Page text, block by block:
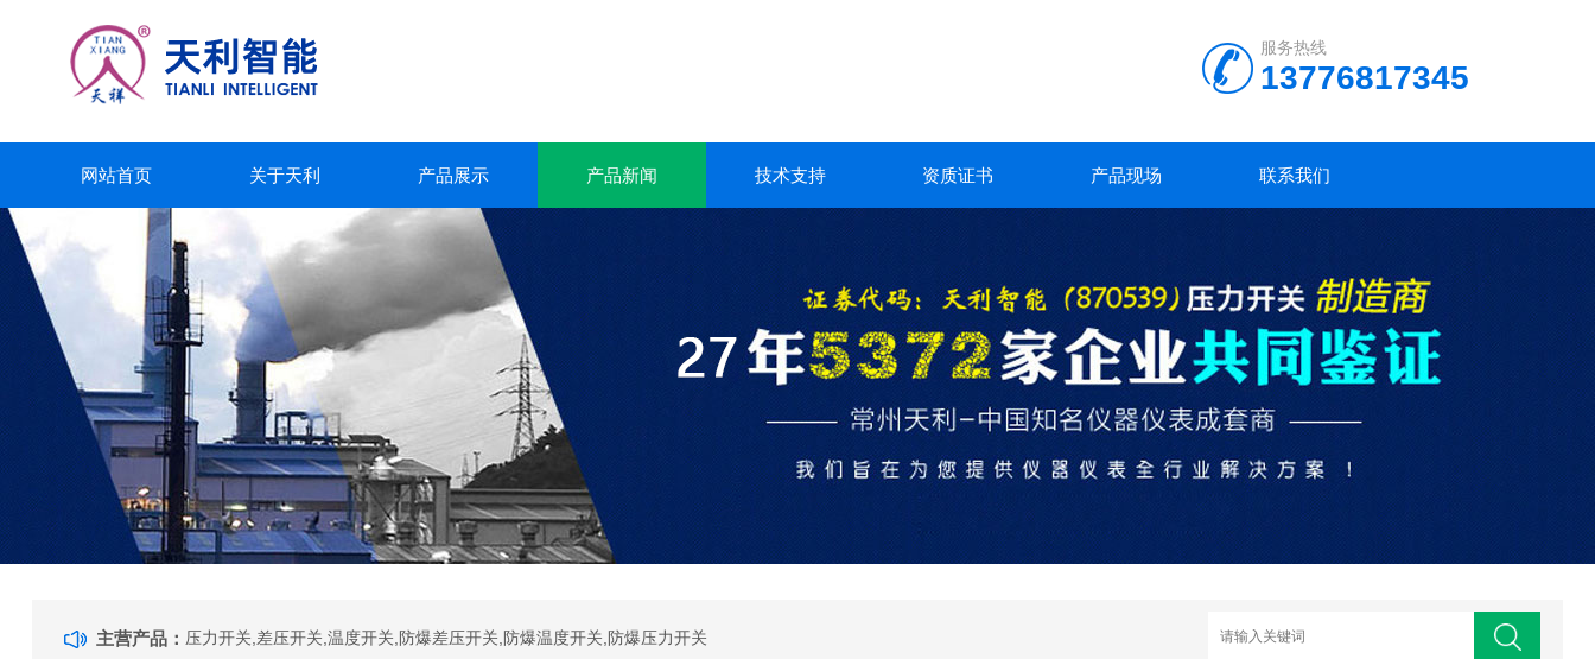
服务热线
13776817345
网站首页 关于天利 产品展示 产品新闻 技术支持 资质证书 产品现场 联系我们
主营产品： 压力开关,差压开关,温度开关,防爆差压开关,防爆温度开关,防爆压力开关